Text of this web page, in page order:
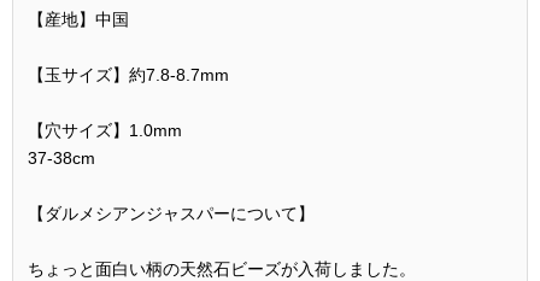
【産地】中国
【玉サイズ】約7.8-8.7mm
【穴サイズ】1.0mm
37-38cm
【ダルメシアンジャスパーについて】
ちょっと面白い柄の天然石ビーズが入荷しました。